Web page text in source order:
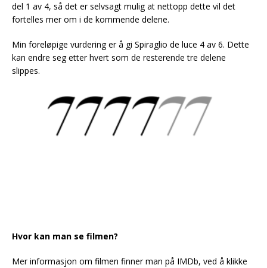
del 1 av 4, så det er selvsagt mulig at nettopp dette vil det
fortelles mer om i de kommende delene.
Min foreløpige vurdering er å gi Spiraglio de luce 4 av 6. Dette
kan endre seg etter hvert som de resterende tre delene
slippes.
Hvor kan man se filmen?
Mer informasjon om filmen finner man på IMDb, ved å klikke